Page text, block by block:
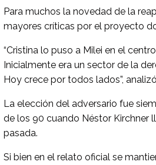
Para muchos la novedad de la
mayores críticas por el proyecto
“Cristina lo puso a Milei en el
Inicialmente era un sector de la
Hoy crece por todos lados”,
La elección del adversario fue
de los 90 cuando Néstor Kirchner
pasada.
Si bien en el relato oficial se